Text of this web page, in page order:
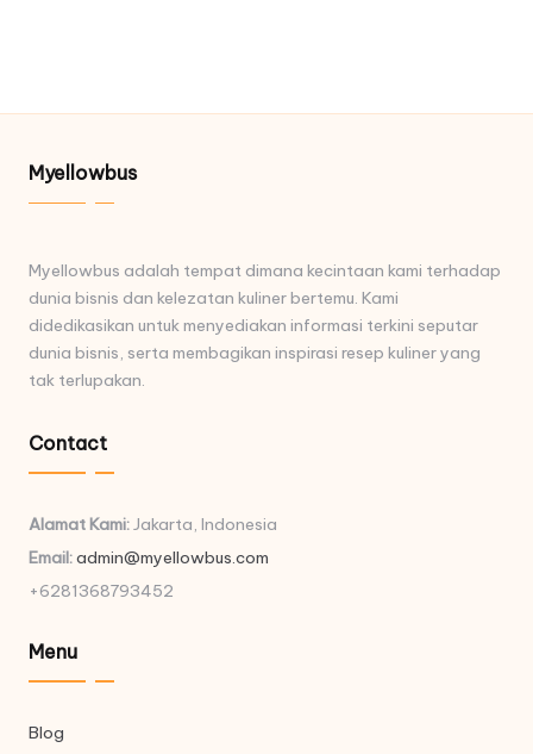
Myellowbus
Myellowbus adalah tempat dimana kecintaan kami terhadap
dunia bisnis dan kelezatan kuliner bertemu. Kami
didedikasikan untuk menyediakan informasi terkini seputar
dunia bisnis, serta membagikan inspirasi resep kuliner yang
tak terlupakan.
Contact
Alamat Kami:Jakarta, Indonesia
Email:admin@myellowbus.com
+6281368793452
Menu
Blog